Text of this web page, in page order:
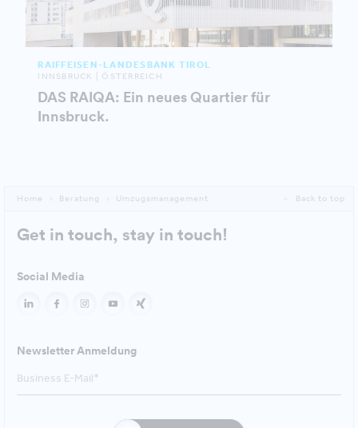
RAIFFEISEN-LANDESBANK TIROL
INNSBRUCK | ÖSTERREICH
DAS RAIQA: Ein neues Quartier für
Innsbruck.
Home Beratung Umzugsmanagement Back to top
Get in touch, stay in touch!
Social Media
Newsletter Anmeldung